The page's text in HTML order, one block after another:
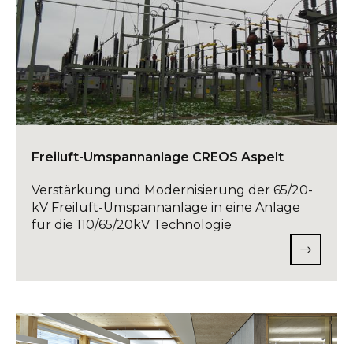
Freiluft-Umspannanlage CREOS Aspelt
Verstärkung und Modernisierung der 65/20-
kV Freiluft-Umspannanlage in eine Anlage
für die 110/65/20kV Technologie